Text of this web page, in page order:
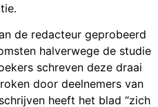
de redacteur geprobeerd
halverwege de studie
schreven deze draai
door deelnemers van
heeft het blad “zich